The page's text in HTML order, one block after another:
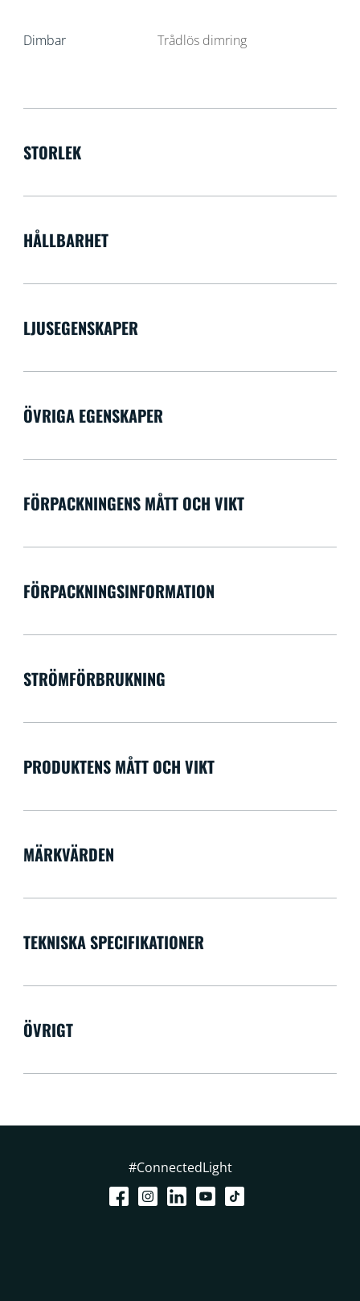
Dimbar Trådlös dimring
STORLEK
HÅLLBARHET
LJUSEGENSKAPER
ÖVRIGA EGENSKAPER
FÖRPACKNINGENS MÅTT OCH VIKT
FÖRPACKNINGSINFORMATION
STRÖMFÖRBRUKNING
PRODUKTENS MÅTT OCH VIKT
MÄRKVÄRDEN
TEKNISKA SPECIFIKATIONER
ÖVRIGT
#ConnectedLight